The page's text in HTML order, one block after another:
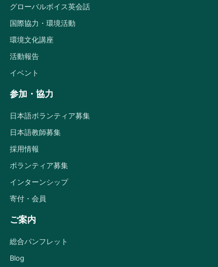
グローバルボイス英会話
国際協力・環境活動
環境文化講座
活動報告
イベント
参加・協力
日本語ボランティア募集
日本語教師募集
採用情報
ボランティア募集
インターンシップ
寄付・会員
ご案内
総合パンフレット
Blog